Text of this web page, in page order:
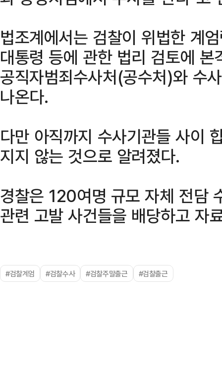
법조계에서는 검찰이 위법한 계
대통령 등에 관한 법리 검토에
공직자범죄수사처(공수처)와 수
나온다.
다만 아직까지 수사기관들 사이
지지 않는 것으로 알려졌다.
경찰은 120여명 규모 자체 전담
관련 고발 사건들을 배당하고 자
#검찰계엄 #검찰수사 #검찰주말출근 #검찰출근